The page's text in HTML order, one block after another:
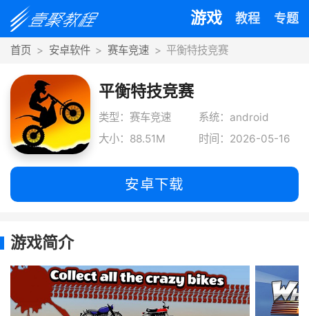
游戏 教程 专题
首页 安卓软件 赛车竞速 平衡特技竞赛
平衡特技竞赛
类型：赛车竞速
系统：android
大小：88.51M
时间：2026-05-16
安卓下载
游戏简介